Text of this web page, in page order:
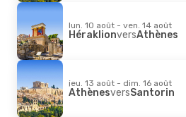
lun. 10 août - ven. 14 août
HéraklionversAthènes
jeu. 13 août - dim. 16 août
AthènesversSantorin